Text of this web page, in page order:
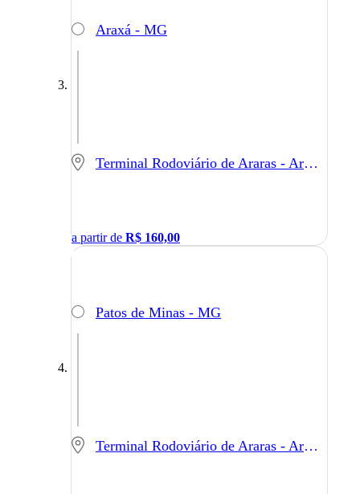
Araxá - MG
Terminal Rodoviário de Araras - Araras - SP
a partir de R$ 160,00
Patos de Minas - MG
Terminal Rodoviário de Araras - Araras - SP